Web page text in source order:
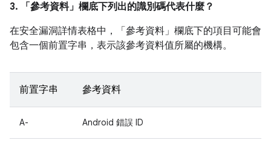
3. 「參考資料」 欄底下列出的識別碼代表什麼？
在安全漏洞詳情表格中，「參考資料」 欄底下的項目可能會
包含一個前置字串，表示該參考資料值所屬的機構。
前置字串 參考資料
A- Android 錯誤 ID